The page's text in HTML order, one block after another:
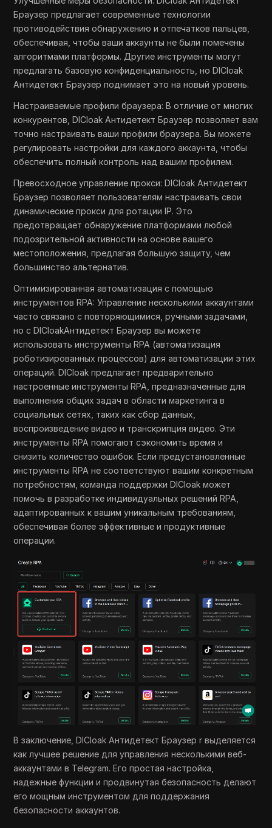
Браузер предлагает современные технологии
противодействия обнаружению и отпечатков пальцев,
обеспечивая, чтобы ваши аккаунты не были помечены
алгоритмами платформы. Другие инструменты могут
предлагать базовую конфиденциальность, но DICloak
Антидетект Браузер поднимает это на новый уровень.
Настраиваемые профили браузера: В отличие от многих
конкурентов, DICloak Антидетект Браузер позволяет вам
точно настраивать ваши профили браузера. Вы можете
регулировать настройки для каждого аккаунта, чтобы
обеспечить полный контроль над вашим профилем.
Превосходное управление прокси: DICloak Антидетект
Браузер позволяет пользователям настраивать свои
динамические прокси для ротации IP. Это
предотвращает обнаружение платформами любой
подозрительной активности на основе вашего
местоположения, предлагая большую защиту, чем
большинство альтернатив.
Оптимизированная автоматизация с помощью
инструментов RPA: Управление несколькими аккаунтами
часто связано с повторяющимися, ручными задачами,
но с DICloakАнтидетект Браузер вы можете
использовать инструменты RPA (автоматизация
роботизированных процессов) для автоматизации этих
операций. DICloak предлагает предварительно
настроенные инструменты RPA, предназначенные для
выполнения общих задач в области маркетинга в
социальных сетях, таких как сбор данных,
воспроизведение видео и транскрипция видео. Эти
инструменты RPA помогают сэкономить время и
снизить количество ошибок. Если предустановленные
инструменты RPA не соответствуют вашим конкретным
потребностям, команда поддержки DICloak может
помочь в разработке индивидуальных решений RPA,
адаптированных к вашим уникальным требованиям,
обеспечивая более эффективные и продуктивные
операции.
В заключение, DICloak Антидетект Браузер r выделяется
как лучшее решение для управления несколькими веб-
аккаунтами в Telegram. Его простая настройка,
надежные функции и продвинутая безопасность делают
его мощным инструментом для поддержания
безопасности аккаунтов.